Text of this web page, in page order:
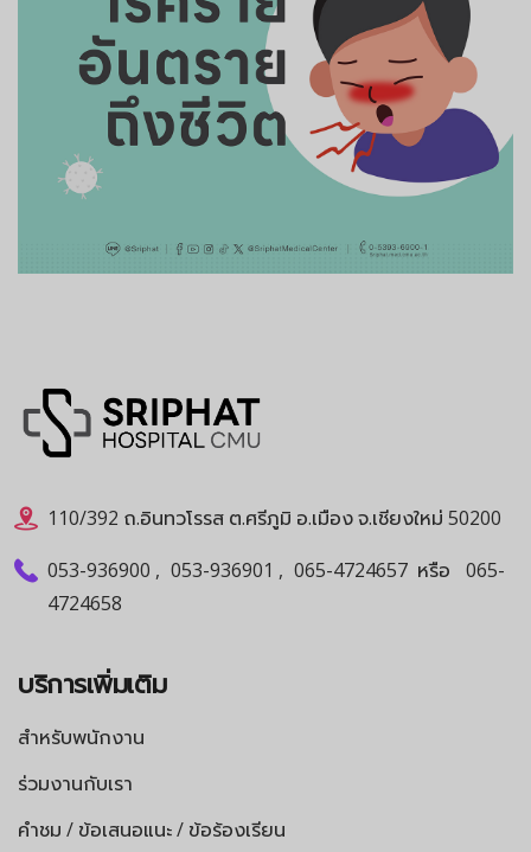
110/392 ถ.อินทวโรรส ต.ศรีภูมิ อ.เมือง จ.เชียงใหม่ 50200
053-936900 , 053-936901 , 065-4724657 หรือ
065-
4724658
บริการเพิ่มเติม
สำหรับพนักงาน
ร่วมงานกับเรา
คำชม / ข้อเสนอแนะ / ข้อร้องเรียน